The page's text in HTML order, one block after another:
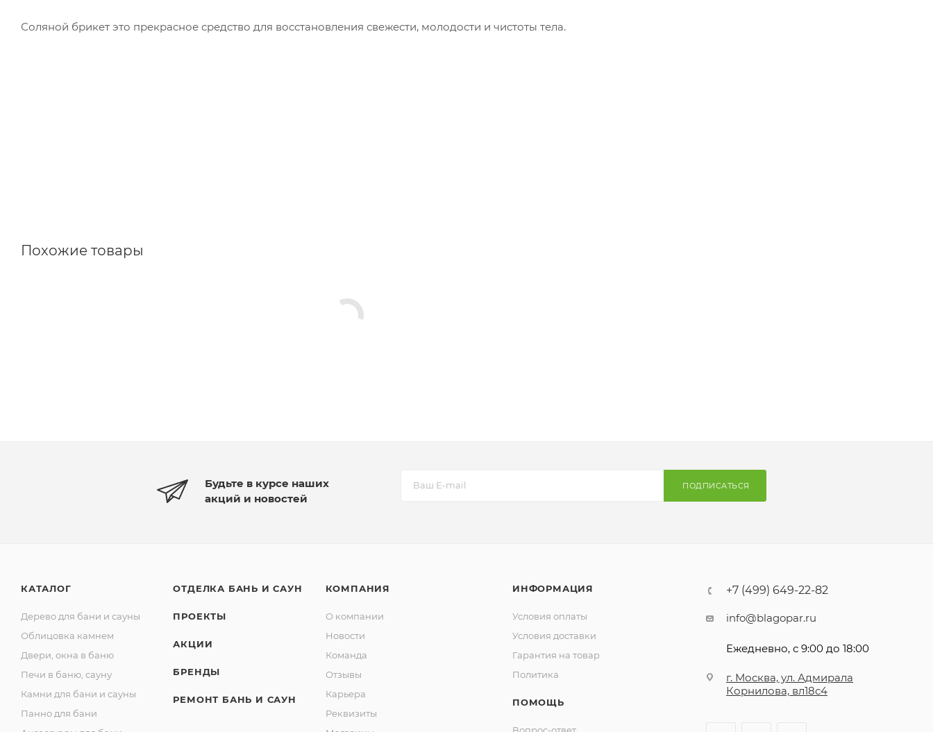
Соляной брикет это прекрасное средство для восстановления свежести, молодости и чистоты тела.
Похожие товары
Будьте в курсе наших
акций и новостей
ПОДПИСАТЬСЯ
КАТАЛОГ
Дерево для бани и сауны
Облицовка камнем
Двери, окна в баню
Печи в баню, сауну
Камни для бани и сауны
Панно для бани
ОТДЕЛКА БАНЬ И САУН
ПРОЕКТЫ
АКЦИИ
БРЕНДЫ
РЕМОНТ БАНЬ И САУН
КОМПАНИЯ
О компании
Новости
Команда
Отзывы
Карьера
Реквизиты
ИНФОРМАЦИЯ
Условия оплаты
Условия доставки
Гарантия на товар
Политика
ПОМОЩЬ
+7 (499) 649-22-82
info@blagopar.ru
Ежедневно, с 9:00 до 18:00
г. Москва, ул. Адмирала
Корнилова, вл18с4